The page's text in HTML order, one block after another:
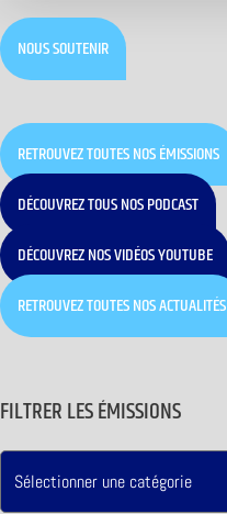
NOUS SOUTENIR
RETROUVEZ TOUTES NOS ÉMISSIONS
DÉCOUVREZ TOUS NOS PODCAST
DÉCOUVREZ NOS VIDÉOS YOUTUBE
RETROUVEZ TOUTES NOS ACTUALITÉS
FILTRER LES ÉMISSIONS